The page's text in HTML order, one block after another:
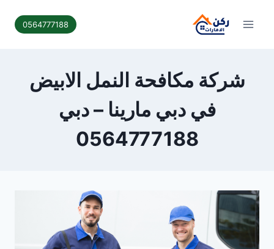
0564777188
شركة مكافحة النمل الابيض
في دبي مارينا – دبي
0564777188